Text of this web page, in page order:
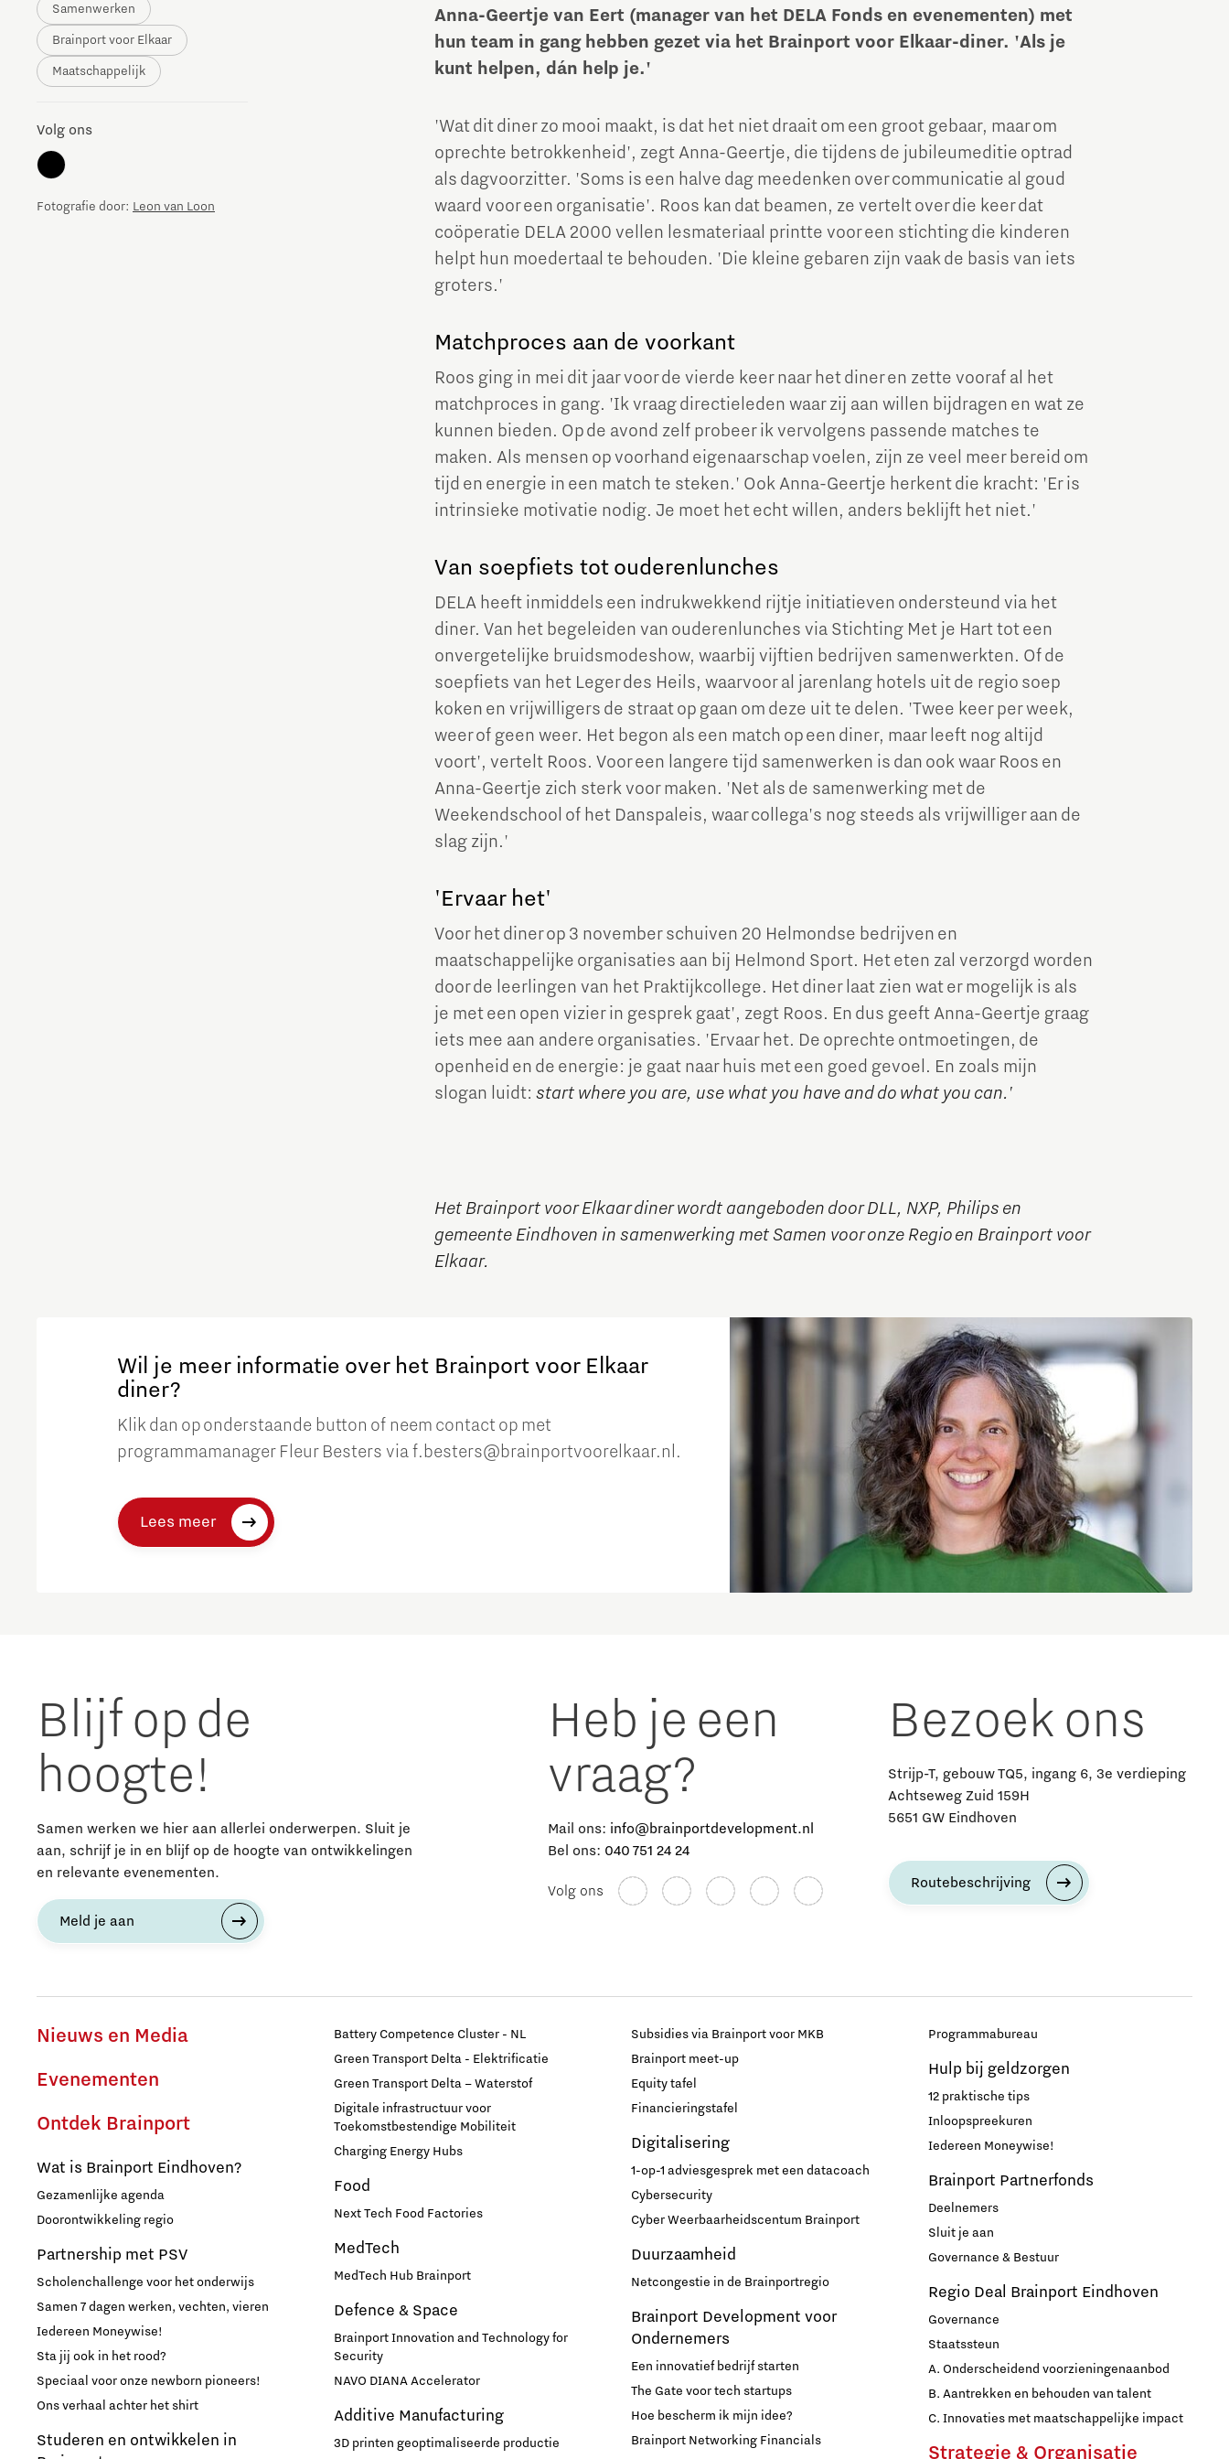
Brainport Industries Campus
TU/e Campus
Micro and nano electronics Food
Next Tech Food Factories
The Gate voor tech startups
Hoe bescherm ik mijn idee?
Samenwerken
Brainport voor Elkaar
Maatschappelijk
Volg ons
Fotografie door: Leon van Loon
Anna-Geertje van Eert (manager van het DELA Fonds en evenementen) met
hun team in gang hebben gezet via het Brainport voor Elkaar-diner. 'Als je
kunt helpen, dán help je.'
'Wat dit diner zo mooi maakt, is dat het niet draait om een groot gebaar, maar om
oprechte betrokkenheid', zegt Anna-Geertje, die tijdens de jubileumeditie optrad
als dagvoorzitter. 'Soms is een halve dag meedenken over communicatie al goud
waard voor een organisatie'. Roos kan dat beamen, ze vertelt over die keer dat
coöperatie DELA 2000 vellen lesmateriaal printte voor een stichting die kinderen
helpt hun moedertaal te behouden. 'Die kleine gebaren zijn vaak de basis van iets
groters.'
Matchproces aan de voorkant
Roos ging in mei dit jaar voor de vierde keer naar het diner en zette vooraf al het
matchproces in gang. 'Ik vraag directieleden waar zij aan willen bijdragen en wat ze
kunnen bieden. Op de avond zelf probeer ik vervolgens passende matches te
maken. Als mensen op voorhand eigenaarschap voelen, zijn ze veel meer bereid om
tijd en energie in een match te steken.' Ook Anna-Geertje herkent die kracht: 'Er is
intrinsieke motivatie nodig. Je moet het echt willen, anders beklijft het niet.'
Van soepfiets tot ouderenlunches
DELA heeft inmiddels een indrukwekkend rijtje initiatieven ondersteund via het
diner. Van het begeleiden van ouderenlunches via Stichting Met je Hart tot een
onvergetelijke bruidsmodeshow, waarbij vijftien bedrijven samenwerkten. Of de
soepfiets van het Leger des Heils, waarvoor al jarenlang hotels uit de regio soep
koken en vrijwilligers de straat op gaan om deze uit te delen. 'Twee keer per week,
weer of geen weer. Het begon als een match op een diner, maar leeft nog altijd
voort', vertelt Roos. Voor een langere tijd samenwerken is dan ook waar Roos en
Anna-Geertje zich sterk voor maken. 'Net als de samenwerking met de
Weekendschool of het Danspaleis, waar collega's nog steeds als vrijwilliger aan de
slag zijn.'
'Ervaar het'
Voor het diner op 3 november schuiven 20 Helmondse bedrijven en
maatschappelijke organisaties aan bij Helmond Sport. Het eten zal verzorgd worden
door de leerlingen van het Praktijkcollege. Het diner laat zien wat er mogelijk is als
je met een open vizier in gesprek gaat', zegt Roos. En dus geeft Anna-Geertje graag
iets mee aan andere organisaties. 'Ervaar het. De oprechte ontmoetingen, de
openheid en de energie: je gaat naar huis met een goed gevoel. En zoals mijn
slogan luidt: start where you are, use what you have and do what you can.'
Het Brainport voor Elkaar diner wordt aangeboden door DLL, NXP, Philips en
gemeente Eindhoven in samenwerking met Samen voor onze Regio en Brainport voor
Elkaar.
Wil je meer informatie over het Brainport voor Elkaar
diner?
Klik dan op onderstaande button of neem contact op met
programmamanager Fleur Besters via f.besters@brainportvoorelkaar.nl.
Lees meer
Blijf op de
hoogte!
Samen werken we hier aan allerlei onderwerpen. Sluit je
aan, schrijf je in en blijf op de hoogte van ontwikkelingen
en relevante evenementen.
Meld je aan
Heb je een
vraag?
Mail ons: info@brainportdevelopment.nl
Bel ons: 040 751 24 24
Volg ons
Bezoek ons
Strijp-T, gebouw TQ5, ingang 6, 3e verdieping
Achtseweg Zuid 159H
5651 GW Eindhoven
Routebeschrijving
Nieuws en Media
Evenementen
Ontdek Brainport
Wat is Brainport Eindhoven?
Gezamenlijke agenda
Doorontwikkeling regio
Partnership met PSV
Scholenchallenge voor het onderwijs
Samen 7 dagen werken, vechten, vieren
Iedereen Moneywise!
Sta jij ook in het rood?
Speciaal voor onze newborn pioneers!
Ons verhaal achter het shirt
Studeren en ontwikkelen in
Battery Competence Cluster - NL
Green Transport Delta - Elektrificatie
Green Transport Delta – Waterstof
Digitale infrastructuur voor
Toekomstbestendige Mobiliteit
Charging Energy Hubs
Food
Next Tech Food Factories
MedTech
MedTech Hub Brainport
Defence & Space
Brainport Innovation and Technology for
Security
NAVO DIANA Accelerator
Additive Manufacturing
3D printen geoptimaliseerde productie
Subsidies via Brainport voor MKB
Brainport meet-up
Equity tafel
Financieringstafel
Digitalisering
1-op-1 adviesgesprek met een datacoach
Cybersecurity
Cyber Weerbaarheidscentum Brainport
Duurzaamheid
Netcongestie in de Brainportregio
Brainport Development voor
Ondernemers
Een innovatief bedrijf starten
The Gate voor tech startups
Hoe bescherm ik mijn idee?
Brainport Networking Financials
Programmabureau
Hulp bij geldzorgen
12 praktische tips
Inloopspreekuren
Iedereen Moneywise!
Brainport Partnerfonds
Deelnemers
Sluit je aan
Governance & Bestuur
Regio Deal Brainport Eindhoven
Governance
Staatssteun
A. Onderscheidend voorzieningenaanbod
B. Aantrekken en behouden van talent
C. Innovaties met maatschappelijke impact
Strategie & Organisatie